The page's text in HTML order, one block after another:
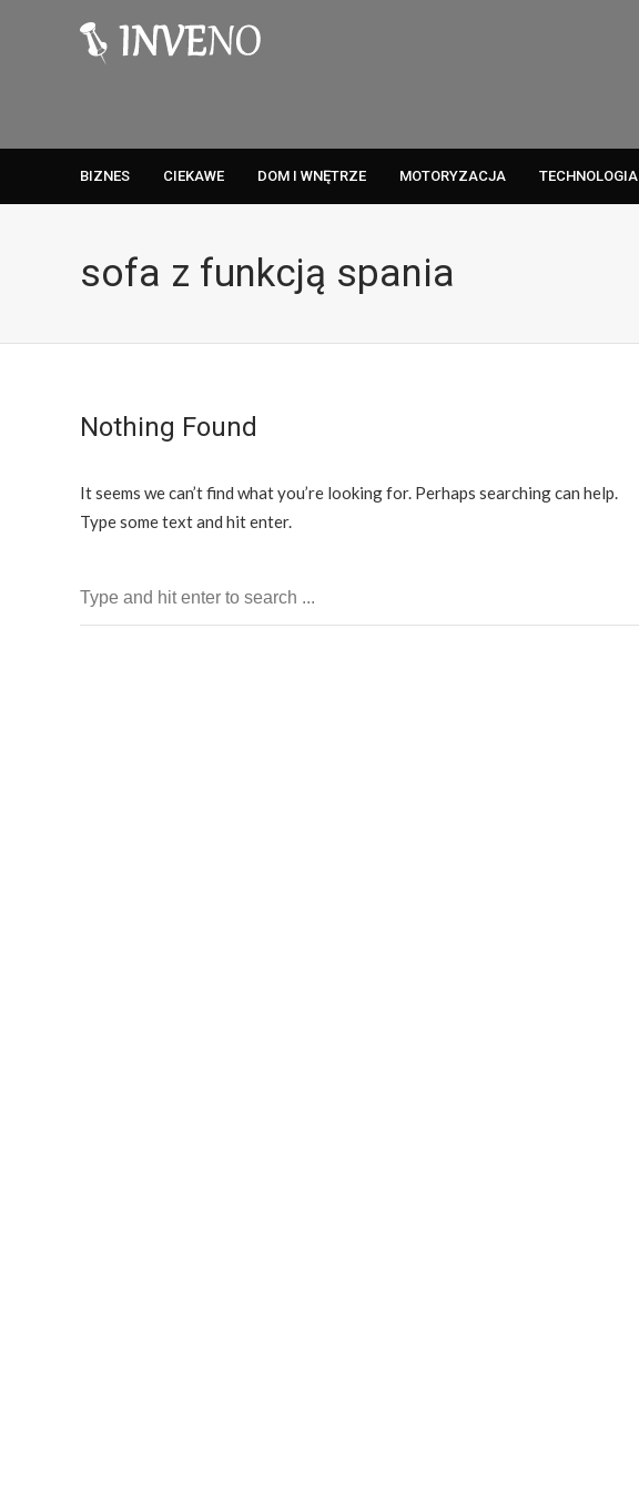
BIZNES CIEKAWE DOM I WNĘTRZE MOTORYZACJA TECHNOLOGIA
sofa z funkcją spania
Nothing Found
It seems we can’t find what you’re looking for. Perhaps searching can help.
Type some text and hit enter.